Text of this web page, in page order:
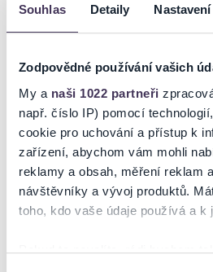
Souhlas Detaily
Zodpovědné používání vašich
My a naši 1022 partneři
např. číslo IP) pomocí
cookie pro uchování a přístup k
zařízení, abychom vám mohli
reklamy a obsah, měření reklam
návštěvníky a vývoj produktů.
toho, kdo vaše údaje používá a k
Pokud to povolíte, rádi bychom
Tento soubor pod vedením dua
Rojas y Rodriguéz, uvede fascinující
flamencová skupina.
Jedná se o jediné vystoupení v České
Vstupenky pro vozíčkáře a jejich
pokladně před představením.
www.flamencool.cz
Ticketportal je